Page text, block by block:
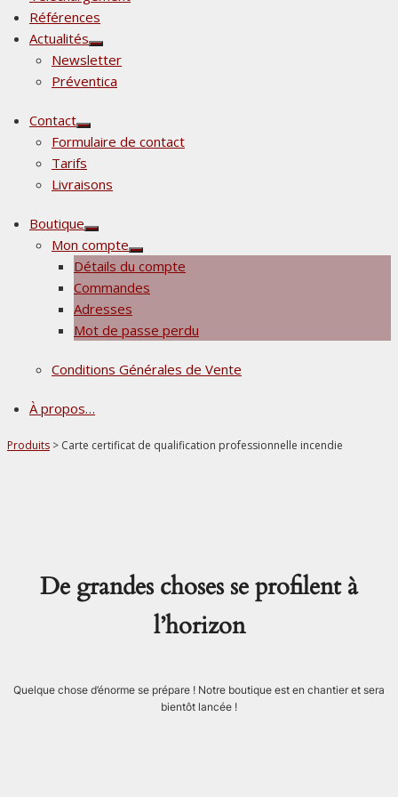
Références
Actualités
Afficher
le
sous-
menu
Newsletter
Préventica
Contact
Afficher
le
sous-
menu
Formulaire de contact
Tarifs
Livraisons
Boutique
Afficher
le
sous-
menu
Mon compte
Afficher
le
sous-
menu
Détails du compte
Commandes
Adresses
Mot de passe perdu
Conditions Générales de Vente
À propos…
Produits > Carte certificat de qualification professionnelle incendie
De grandes choses se profilent à
l’horizon
Quelque chose d’énorme se prépare ! Notre boutique est en chantier et sera
bientôt lancée !